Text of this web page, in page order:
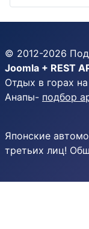
© 2012-2026
Joomla + REST
Отдых в горах
Анапы- подбор
Японские
третьих лиц!